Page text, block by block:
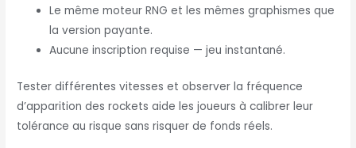
Le même moteur RNG et les mêmes graphismes que
la version payante.
Aucune inscription requise — jeu instantané.
Tester différentes vitesses et observer la fréquence
d’apparition des rockets aide les joueurs à calibrer leur
tolérance au risque sans risquer de fonds réels.